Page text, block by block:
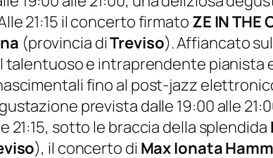
21:15 il concerto firmato ZE IN THE
(provincia diTreviso). Affiancato
talentuoso e intraprendente pianista
fino al post-jazz
prevista dalle 19:00 alle
21:15, sotto le braccia della splendida
), il concerto di Max Ionata